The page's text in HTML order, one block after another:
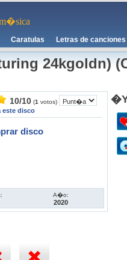
Caratulas Letras de canciones
24kgoldn)
10/10 (1 votos)
este disco
disco
A�o:
2020